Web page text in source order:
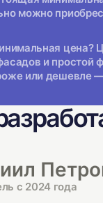
можно
цена?
и простой
или дешевле
с 2024 года